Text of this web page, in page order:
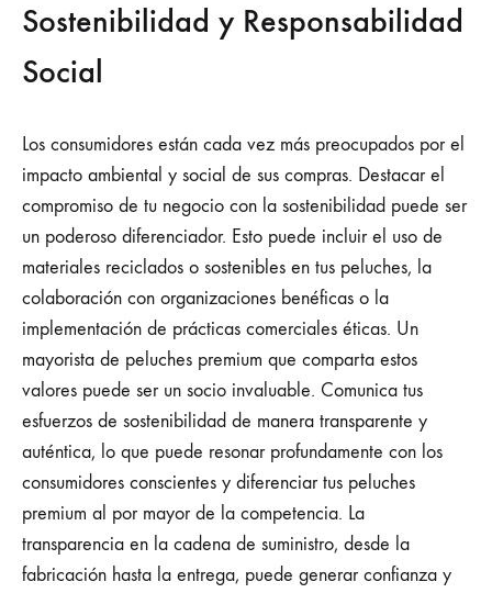
Sostenibilidad y Responsabilidad
Social
Los consumidores están cada vez más preocupados por el
impacto ambiental y social de sus compras. Destacar el
compromiso de tu negocio con la sostenibilidad puede ser
un poderoso diferenciador. Esto puede incluir el uso de
materiales reciclados o sostenibles en tus peluches, la
colaboración con organizaciones benéficas o la
implementación de prácticas comerciales éticas. Un
mayorista de peluches premium que comparta estos
valores puede ser un socio invaluable. Comunica tus
esfuerzos de sostenibilidad de manera transparente y
auténtica, lo que puede resonar profundamente con los
consumidores conscientes y diferenciar tus peluches
premium al por mayor de la competencia. La
transparencia en la cadena de suministro, desde la
fabricación hasta la entrega, puede generar confianza y